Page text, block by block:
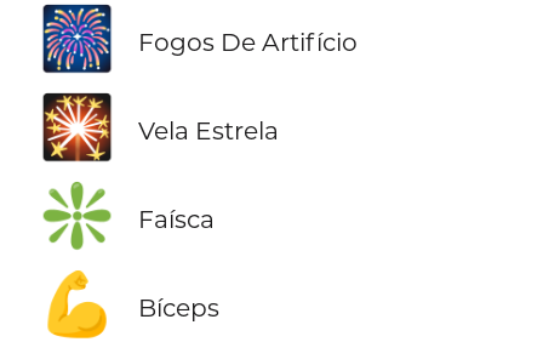
🎆 Fogos De Artifício
🎇 Vela Estrela
❇️ Faísca
💪 Bíceps